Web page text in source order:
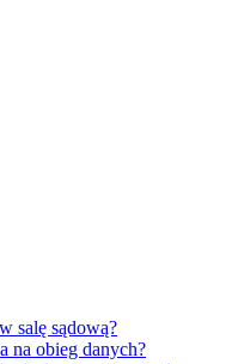
salę sądową?
na obieg danych?